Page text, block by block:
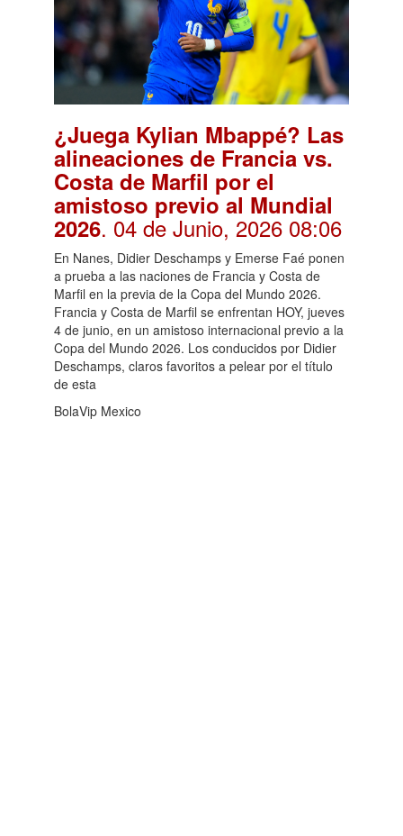
¿Juega Kylian Mbappé? Las
alineaciones de Francia vs.
Costa de Marfil por el
amistoso previo al Mundial
2026. 04 de Junio, 2026 08:06
En Nanes, Didier Deschamps y Emerse Faé ponen
a prueba a las naciones de Francia y Costa de
Marfil en la previa de la Copa del Mundo 2026.
Francia y Costa de Marfil se enfrentan HOY, jueves
4 de junio, en un amistoso internacional previo a la
Copa del Mundo 2026. Los conducidos por Didier
Deschamps, claros favoritos a pelear por el título
de esta
BolaVip Mexico